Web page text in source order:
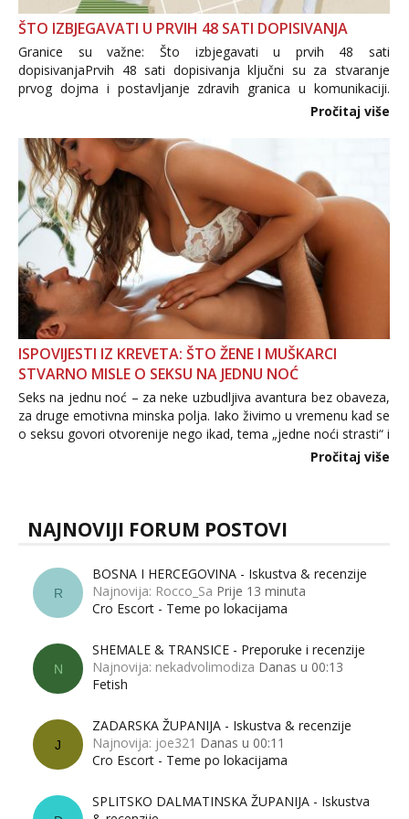
ŠTO IZBJEGAVATI U PRVIH 48 SATI DOPISIVANJA
Granice su važne: Što izbjegavati u prvih 48 sati
dopisivanjaPrvih 48 sati dopisivanja ključni su za stvaranje
prvog dojma i postavljanje zdravih granica u komunikaciji.
Važno je izbjeći prebrzo otkrivanje osobnih ili intimnih
informacija, jer nepoznata osoba još nije zaslužila to
povjerenje. Takođe...
Pročitaj više
ISPOVIJESTI IZ KREVETA: ŠTO ŽENE I MUŠKARCI
STVARNO MISLE O SEKSU NA JEDNU NOĆ
Seks na jednu noć – za neke uzbudljiva avantura bez obaveza,
za druge emotivna minska polja. Iako živimo u vremenu kad se
o seksu govori otvorenije nego ikad, tema „jedne noći strasti“ i
dalje izaziva burne rasprave. Što zapravo misle žene, a što
Pročitaj više
NAJNOVIJI FORUM POSTOVI
R
BOSNA I HERCEGOVINA - Iskustva & recenzije
Najnovija: Rocco_Sa Prije 13 minuta
Cro Escort - Teme po lokacijama
N
SHEMALE & TRANSICE - Preporuke i recenzije
Najnovija: nekadvolimodiza Danas u 00:13
Fetish
J
ZADARSKA ŽUPANIJA - Iskustva & recenzije
Najnovija: joe321 Danas u 00:11
Cro Escort - Teme po lokacijama
SPLITSKO DALMATINSKA ŽUPANIJA - Iskustva